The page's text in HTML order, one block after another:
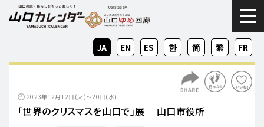
ZH-
CN
ZH-
TW
EN FR
JA KO
ES
2023年12月12日(火)～20日(水)
「世界のクリスマスを山口で」展 山口市役所